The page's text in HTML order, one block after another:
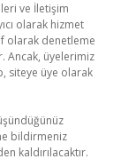
ve İletişim
olarak hizmet
olarak denetleme
Ancak, üyelerimiz
siteye üye olarak
bildirmeniz
kaldırılacaktır.